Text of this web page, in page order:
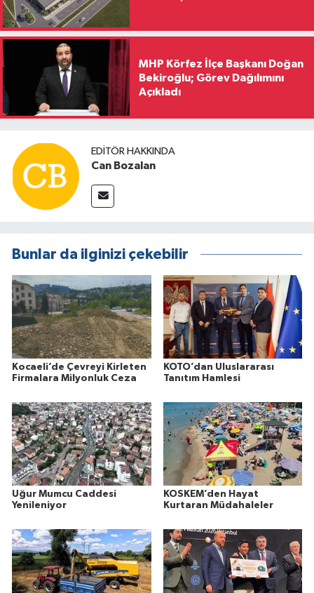
MHP Körfez İlçe Başkanı Doğan
Bekiroğlu; Görev Dağılımını
Açıkladı
EDITÖR HAKKINDA
Can Bozalan
Bunlar da ilginizi çekebilir
Kocaeli’de Çevreyi Kirleten
Firmalara Milyonluk Ceza
KOTO’dan Uluslararası
Tanıtım Hamlesi
Uğur Mumcu Caddesi
Yenileniyor
KOSKEM’den Hayat
Kurtaran Müdahaleler